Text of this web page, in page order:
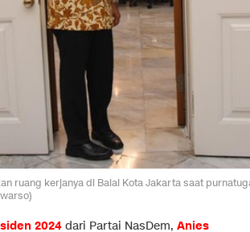
ruang kerjanya di Balai Kota Jakarta saat
2024 dari Partai NasDem, Anies